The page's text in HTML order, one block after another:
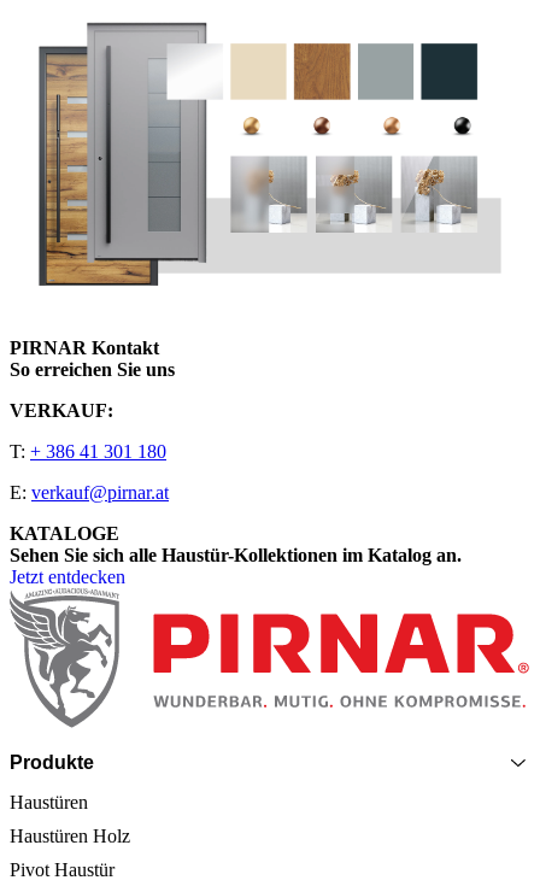
PIRNAR Kontakt
So erreichen Sie uns
VERKAUF:
T: + 386 41 301 180
E: verkauf@pirnar.at
KATALOGE
Sehen Sie sich alle Haustür-Kollektionen im Katalog an.
Jetzt entdecken
Seitenfooter
Produkte
Haustüren
Haustüren Holz
Pivot Haustür